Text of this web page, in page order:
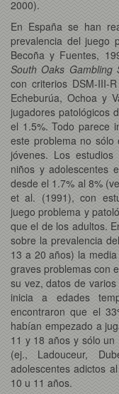
2000).
En España se han
prevalencia del juego
Becoña y Fuentes,
South Oaks Gambling
con criterios DSM-III-
Echeburúa, Ochoa y
jugadores patológicos
el 1.5%. Todo parece
este problema no
jóvenes. Los
niños y adolescentes
desde el 1.7% al 8%
et al. (1991), con
juego problema y
que el de los adultos.
sobre la prevalencia
13 a 20 años) la
graves problemas con
su vez, datos de
inicia a edades
encontraron que el
habían empezado a
11 y 18 años y sólo
(ej., Ladouceur,
adolescentes adictos
10 u 11 años.